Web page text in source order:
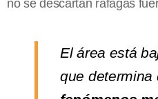
no se descartan ráfagas
El área está
que determina